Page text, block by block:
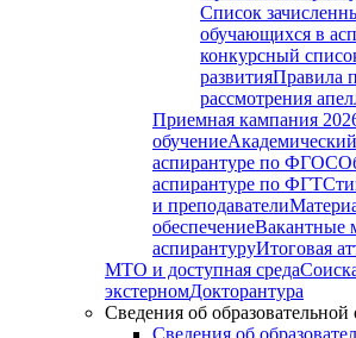
Список
обучающихся в
конкурсный
развитияПравила
рассмотрения
Приемная кампания
обучение
аспирантуре по ФГОС
аспирантуре по ФГТ
и преподаватели
обеспечениеВакантные
аспирантуруИтоговая
МТО и доступная среда
экстерномДокторантура
Сведения об образовательной
Сведения об